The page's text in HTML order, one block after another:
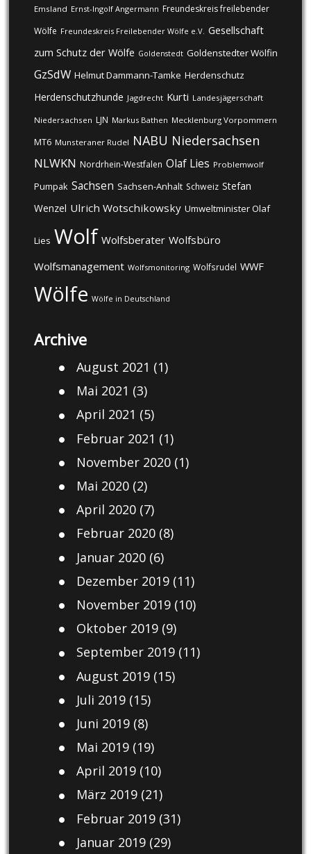
Emsland Ernst-Ingolf Angermann Freundeskreis freilebender
Wölfe Freundeskreis Freilebender Wölfe e.V. Gesellschaft
zum Schutz der Wölfe Goldenstedt Goldenstedter Wölfin
GzSdW Helmut Dammann-Tamke Herdenschutz
Herdenschutzhunde Jagdrecht Kurti Landesjägerschaft
Niedersachsen LJN Markus Bathen Mecklenburg Vorpommern
MT6 Munsteraner Rudel NABU Niedersachsen
NLWKN Nordrhein-Westfalen Olaf Lies Problemwolf
Pumpak Sachsen Sachsen-Anhalt Schweiz Stefan
Wenzel Ulrich Wotschikowsky Umweltminister Olaf
Lies Wolf Wolfsberater Wolfsbüro
Wolfsmanagement Wolfsmonitoring Wolfsrudel WWF
Wölfe Wölfe in Deutschland
Archive
August 2021 (1)
Mai 2021 (3)
April 2021 (5)
Februar 2021 (1)
November 2020(1)
Mai 2020(2)
April 2020(7)
Februar 2020(8)
Januar 2020(6)
Dezember 2019(11)
November 2019(10)
Oktober 2019(9)
September 2019(11)
August 2019(15)
Juli 2019(15)
Juni 2019(8)
Mai 2019(19)
April 2019(10)
März 2019(21)
Februar 2019(31)
Januar 2019(29)